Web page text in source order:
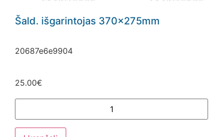
Šald. išgarintojas 370x275mm
20687e6e9904
25.00€